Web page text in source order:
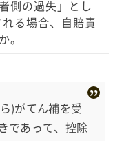
は3000万円の弁
、Bの損害額は6
万円であると
た624万円がYら
た。
側の過失」とし
る場合、自賠責
。
)がてん補を受
であって、控除